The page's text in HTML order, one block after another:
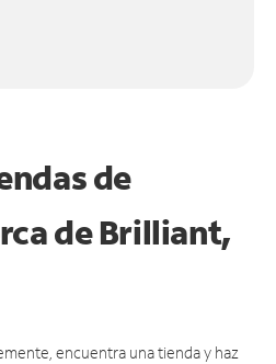
de
deBrilliant,
encuentra una tienda y haz